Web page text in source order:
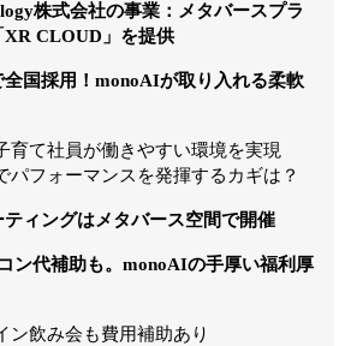
株式会社の事業：メタバースプラ
XR CLOUD」を提供
全国採用！monoAIが取り入れる柔軟
育て社員が働きやすい環境を実現
パフォーマンスを発揮するカギは？
ィングはメタバース空間で開催
ン代補助も。monoAIの手厚い福利厚
ン飲み会も費用補助あり